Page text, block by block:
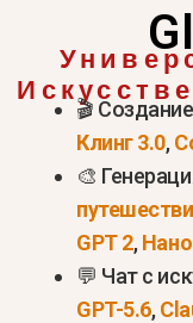
глубокое
к
(формальный,
🎬
Клинг 3.0,
🎨
GPT 2,
💬 Чат с
GPT-5.6,